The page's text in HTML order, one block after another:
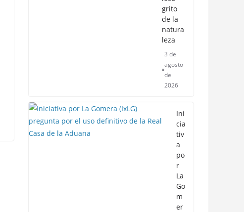
grito
de la
natura
leza
3 de
agosto
de
2026
Ini
cia
tiv
a
po
r
La
Go
m
er